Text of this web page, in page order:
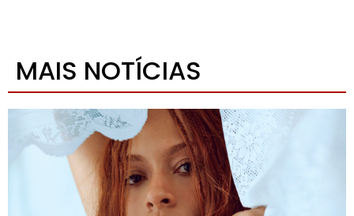
MAIS NOTÍCIAS